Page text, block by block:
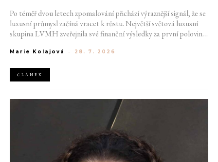
Po téměř dvou letech zpomalování přichází výraznější signál, že se
luxusní průmysl začíná vracet k růstu. Největší světová luxusní
skupina LVMH zveřejnila své finanční výsledky za první polovinu
růstu v nejdůležitější módní divizi. Přestože společnost stále čelí
naznačují, že nejhorší období by mohlo být za ní.
Marie Kolajová - 28. 7. 2026
ČLÁNEK